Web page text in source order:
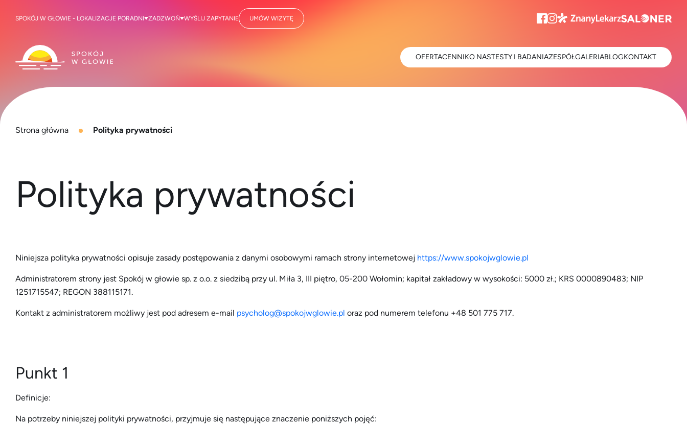
Strona główna Polityka prywatności
Polityka prywatności
Niniejsza polityka prywatności opisuje zasady postępowania z danymi osobowymi ramach strony internetowej https://www.spokojwglowie.pl
Administratorem strony jest Spokój w głowie sp. z o.o. z siedzibą przy ul. Miła 3, III piętro, 05-200 Wołomin; kapitał zakładowy w wysokości: 5000 zł.; KRS 0000890483; NIP
1251715547; REGON 388115171.
Kontakt z administratorem możliwy jest pod adresem e-mail psycholog@spokojwglowie.pl oraz pod numerem telefonu +48 501 775 717.
Punkt 1
Definicje:
Na potrzeby niniejszej polityki prywatności, przyjmuje się następujące znaczenie poniższych pojęć:
SPOKÓJ W GŁOWIE - LOKALIZACJE PORADNI ZADZWOŃ WYŚLIJ ZAPYTANIE UMÓW WIZYTĘ
OFERTACENNIKO NASTESTY I BADANIAZESPÓŁGALERIABLOGKONTAKT